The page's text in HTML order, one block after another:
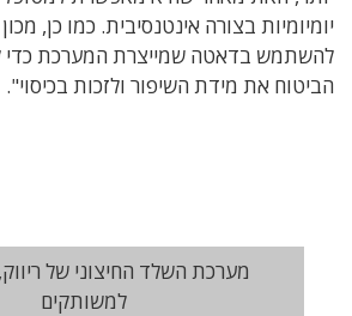
יומיומיות בצורה אינטנסיבית. כמו כן,
להשתמש בדאטה שמייצרת המערכת כדי
הביטוח את מידת השיפור ולזכות בכיסוי".
מערכת השלד החיצוני של
למשותקים